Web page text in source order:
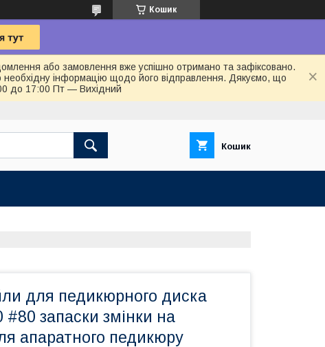
Кошик
або замовлення вже успішно отримано та зафіксовано.
інформацію щодо його відправлення. Дякуємо, що
до 17:00 Пт — Вихідний
Кошик
для педикюрного диска
запаски змінки на
апаратного педикюру